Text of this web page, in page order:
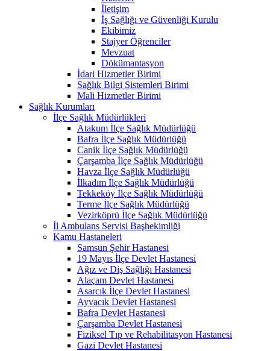
İletişim
İş Sağlığı ve Güvenliği Kurulu
Ekibimiz
Stajyer Öğrenciler
Mevzuat
Dökümantasyon
İdari Hizmetler Birimi
Sağlık Bilgi Sistemleri Birimi
Mali Hizmetler Birimi
Sağlık Kurumları
İlçe Sağlık Müdürlükleri
Atakum İlçe Sağlık Müdürlüğü
Bafra İlçe Sağlık Müdürlüğü
Canik İlçe Sağlık Müdürlüğü
Çarşamba İlçe Sağlık Müdürlüğü
Havza İlçe Sağlık Müdürlüğü
İlkadım İlçe Sağlık Müdürlüğü
Tekkeköy İlçe Sağlık Müdürlüğü
Terme İlçe Sağlık Müdürlüğü
Vezirköprü İlçe Sağlık Müdürlüğü
İl Ambulans Servisi Başhekimliği
Kamu Hastaneleri
Samsun Şehir Hastanesi
19 Mayıs İlçe Devlet Hastanesi
Ağız ve Diş Sağlığı Hastanesi
Alaçam Devlet Hastanesi
Asarcık İlçe Devlet Hastanesi
Ayvacık Devlet Hastanesi
Bafra Devlet Hastanesi
Çarşamba Devlet Hastanesi
Fiziksel Tıp ve Rehabilitasyon Hastanesi
Gazi Devlet Hastanesi